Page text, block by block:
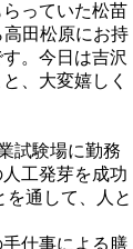
っていた松苗
田松原にお持
。今日は吉沢
、大変嬉しく
試験場に勤務
工発芽を成功
通して、人と
仕事による膳